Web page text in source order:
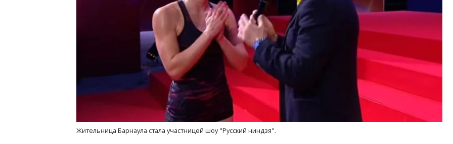
Жительница Барнаула стала участницей шоу "Русский ниндзя".
Архитектурный код начинается с
земли. Мощение крупноформатными
плитами становится новым
стандартом благоустройства
Смелость архитектурных идей.
Генеральный директор компании
ЗИАС — об эстетике городов,
трендах в фасадах и развитии рынка
СТРОИТЕЛЬСТВО
Ищем новые берега.
«Жилищной инициативы»
Гатилов — о том, как
оставаться на плаву,
штормит
СТРОИТЕЛЬСТВО